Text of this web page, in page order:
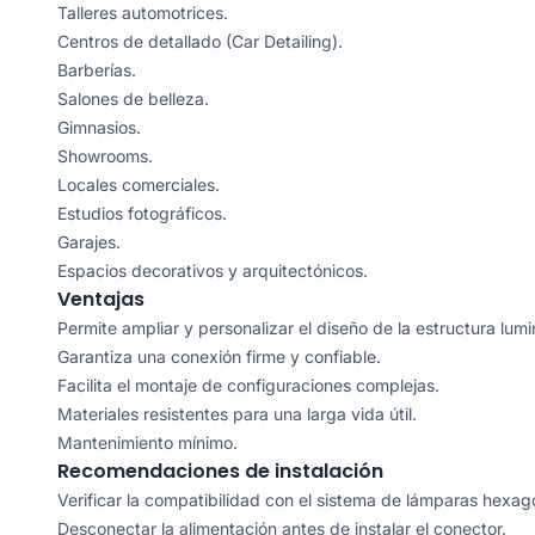
Talleres automotrices.
Centros de detallado (Car Detailing).
Barberías.
Salones de belleza.
Gimnasios.
Showrooms.
Locales comerciales.
Estudios fotográficos.
Garajes.
Espacios decorativos y arquitectónicos.
Ventajas
Permite ampliar y personalizar el diseño de la estructura
Garantiza una conexión firme y confiable.
Facilita el montaje de configuraciones complejas.
Materiales resistentes para una larga vida útil.
Mantenimiento mínimo.
Recomendaciones de instalación
Verificar la compatibilidad con el sistema de lámparas
Desconectar la alimentación antes de instalar el conector.